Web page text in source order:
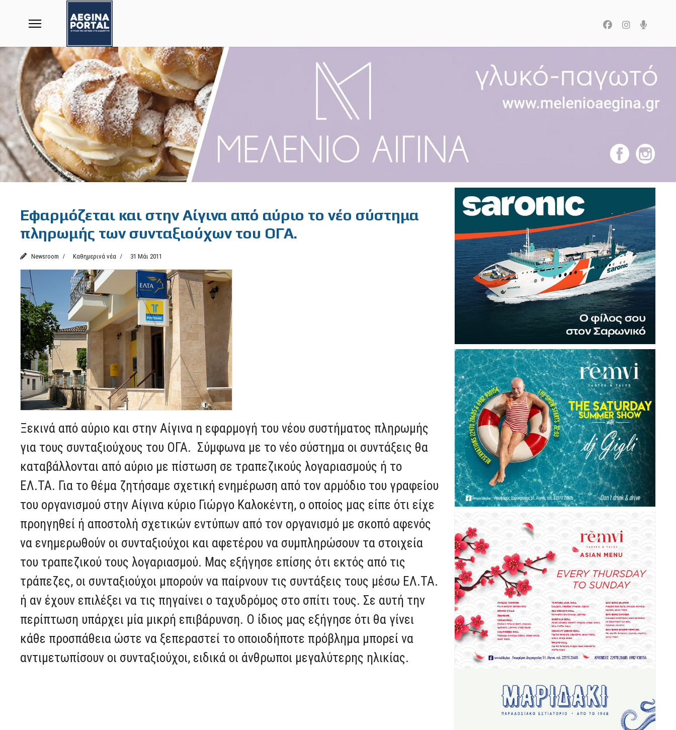
Εφαρμόζεται και στην Αίγινα από αύριο το νέο σύστημα
πληρωμής των συνταξιούχων του ΟΓΑ.
Newsroom Καθημερινά νέα 31 Μάι 2011
Ξεκινά από αύριο και στην Αίγινα η εφαρμογή του νέου συστήματος πληρωμής
για τους συνταξιούχους του ΟΓΑ. Σύμφωνα με το νέο σύστημα οι συντάξεις θα
καταβάλλονται από αύριο με πίστωση σε τραπεζικούς λογαριασμούς ή το
ΕΛ.ΤΑ. Για το θέμα ζητήσαμε σχετική ενημέρωση από τον αρμόδιο του γραφείου
του οργανισμού στην Αίγινα κύριο Γιώργο Καλοκέντη, ο οποίος μας είπε ότι είχε
προηγηθεί ή αποστολή σχετικών εντύπων από τον οργανισμό με σκοπό αφενός
να ενημερωθούν οι συνταξιούχοι και αφετέρου να συμπληρώσουν τα στοιχεία
του τραπεζικού τους λογαριασμού. Μας εξήγησε επίσης ότι εκτός από τις
τράπεζες, οι συνταξιούχοι μπορούν να παίρνουν τις συντάξεις τους μέσω ΕΛ.ΤΑ.
ή αν έχουν επιλέξει να τις πηγαίνει ο ταχυδρόμος στο σπίτι τους. Σε αυτή την
περίπτωση υπάρχει μία μικρή επιβάρυνση. Ο ίδιος μας εξήγησε ότι θα γίνει
κάθε προσπάθεια ώστε να ξεπεραστεί το οποιοδήποτε πρόβλημα μπορεί να
αντιμετωπίσουν οι συνταξιούχοι, ειδικά οι άνθρωποι μεγαλύτερης ηλικίας.